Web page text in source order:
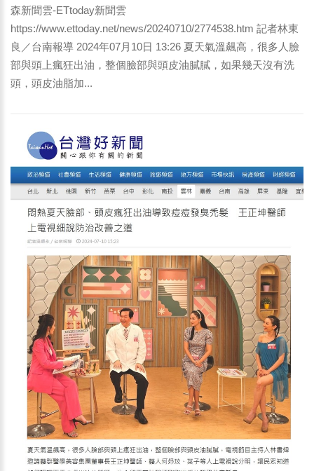
森新聞雲-ETtoday新聞雲
https://www.ettoday.net/news/20240710/2774538.htm 記者林東
良／台南報導 2024年07月10日 13:26 夏天氣溫飆高，很多人臉
部與頭上瘋狂出油，整個臉部與頭皮油膩膩，如果幾天沒有洗
頭，頭皮油脂加...